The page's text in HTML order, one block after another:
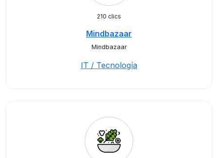
210 clics
Mindbazaar
Mindbazaar
IT / Tecnología